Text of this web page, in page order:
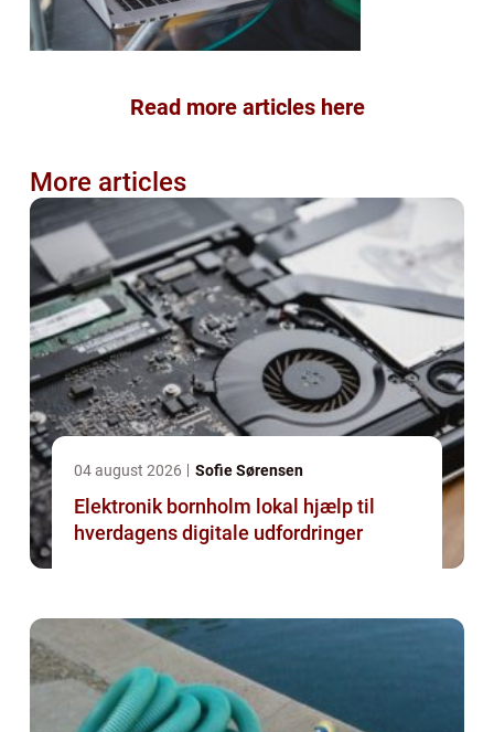
Read more articles here
More articles
04 august 2026 Sofie Sørensen
Elektronik bornholm lokal hjælp til
hverdagens digitale udfordringer